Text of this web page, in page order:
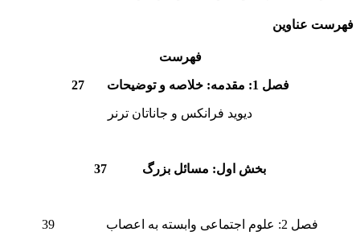
فهرست عناوین
فهرست
فصل 1: مقدمه: خلاصه و توضیحات 27
دیوید فرانکس و جاناتان ترنر
بخش اول: مسائل بزرگ 37
فصل 2: علوم اجتماعی وابسته به اعصاب 39